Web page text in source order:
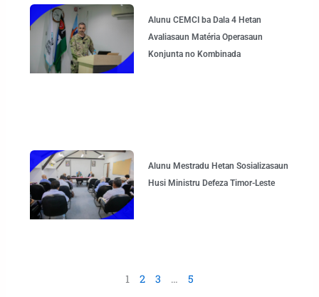
Alunu CEMCI ba Dala 4 Hetan
Avaliasaun Matéria Operasaun
Konjunta no Kombinada
Alunu Mestradu Hetan Sosializasaun
Husi Ministru Defeza Timor-Leste
1 2 3 … 5